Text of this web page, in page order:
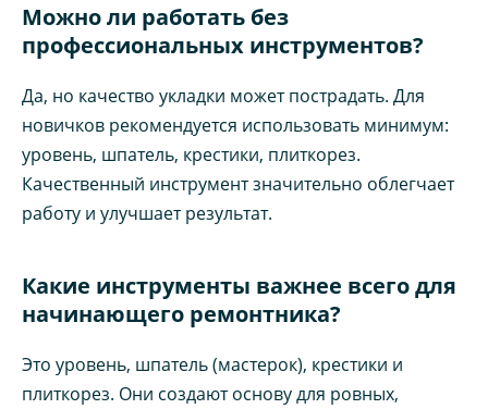
Можно ли работать без
профессиональных инструментов?
Да, но качество укладки может пострадать. Для
новичков рекомендуется использовать минимум:
уровень, шпатель, крестики, плиткорез.
Качественный инструмент значительно облегчает
работу и улучшает результат.
Какие инструменты важнее всего для
начинающего ремонтника?
Это уровень, шпатель (мастерок), крестики и
плиткорез. Они создают основу для ровных,